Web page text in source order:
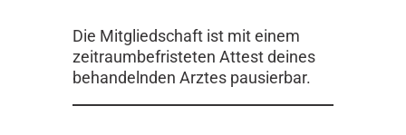
Die Mitgliedschaft ist mit einem
zeitraumbefristeten Attest deines
behandelnden Arztes pausierbar.